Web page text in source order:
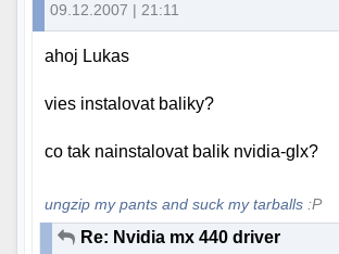
09.12.2007 | 21:11
ahoj Lukas
vies instalovat baliky?
co tak nainstalovat balik nvidia-glx?
ungzip my pants and suck my tarballs :P
Re: Nvidia mx 440 driver